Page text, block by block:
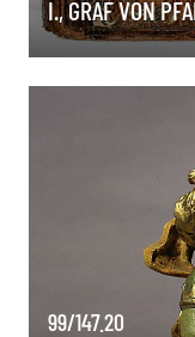
I., GRAF VON
99/147.20